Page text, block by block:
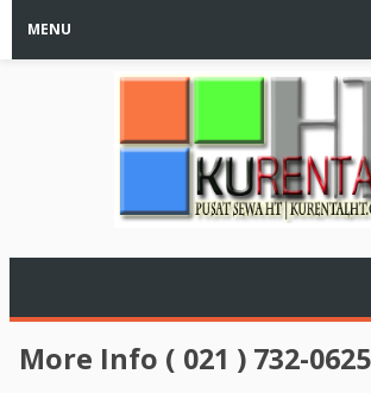
MENU
More Info ( 021 ) 732-